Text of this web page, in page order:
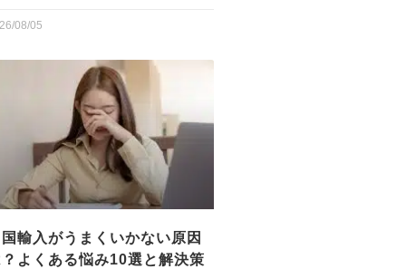
08/05
輸入がうまくいかない原因
よくある悩み10選と解決策